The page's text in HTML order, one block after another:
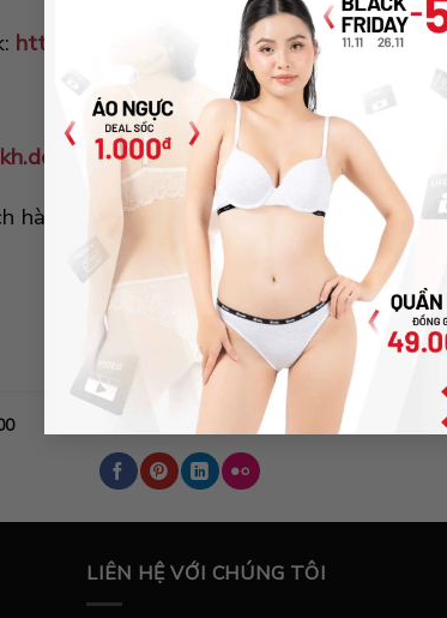
https://m.me/dolotgiasistore
hàng lên hàng đầu, chúng tôi sẽ trả lời
THEO DÕI #DOLOTGIASI
LIÊN HỆ VỚI CHÚNG TÔI